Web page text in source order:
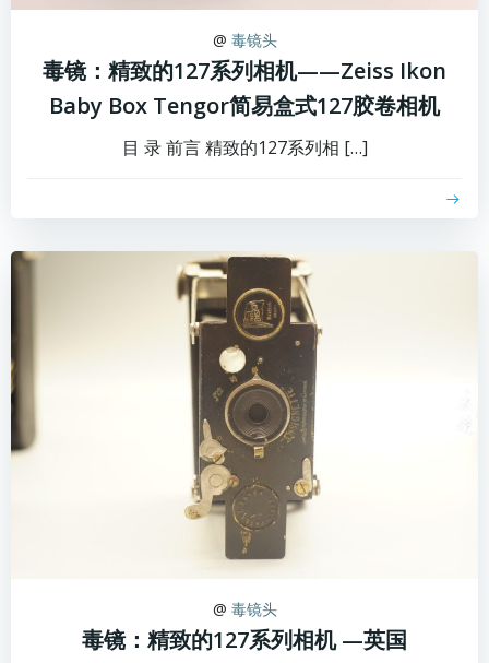
@ 毒镜头
毒镜：精致的127系列相机——Zeiss Ikon
Baby Box Tengor简易盒式127胶卷相机
目 录 前言 精致的127系列相 […]
@ 毒镜头
毒镜：精致的127系列相机 —英国